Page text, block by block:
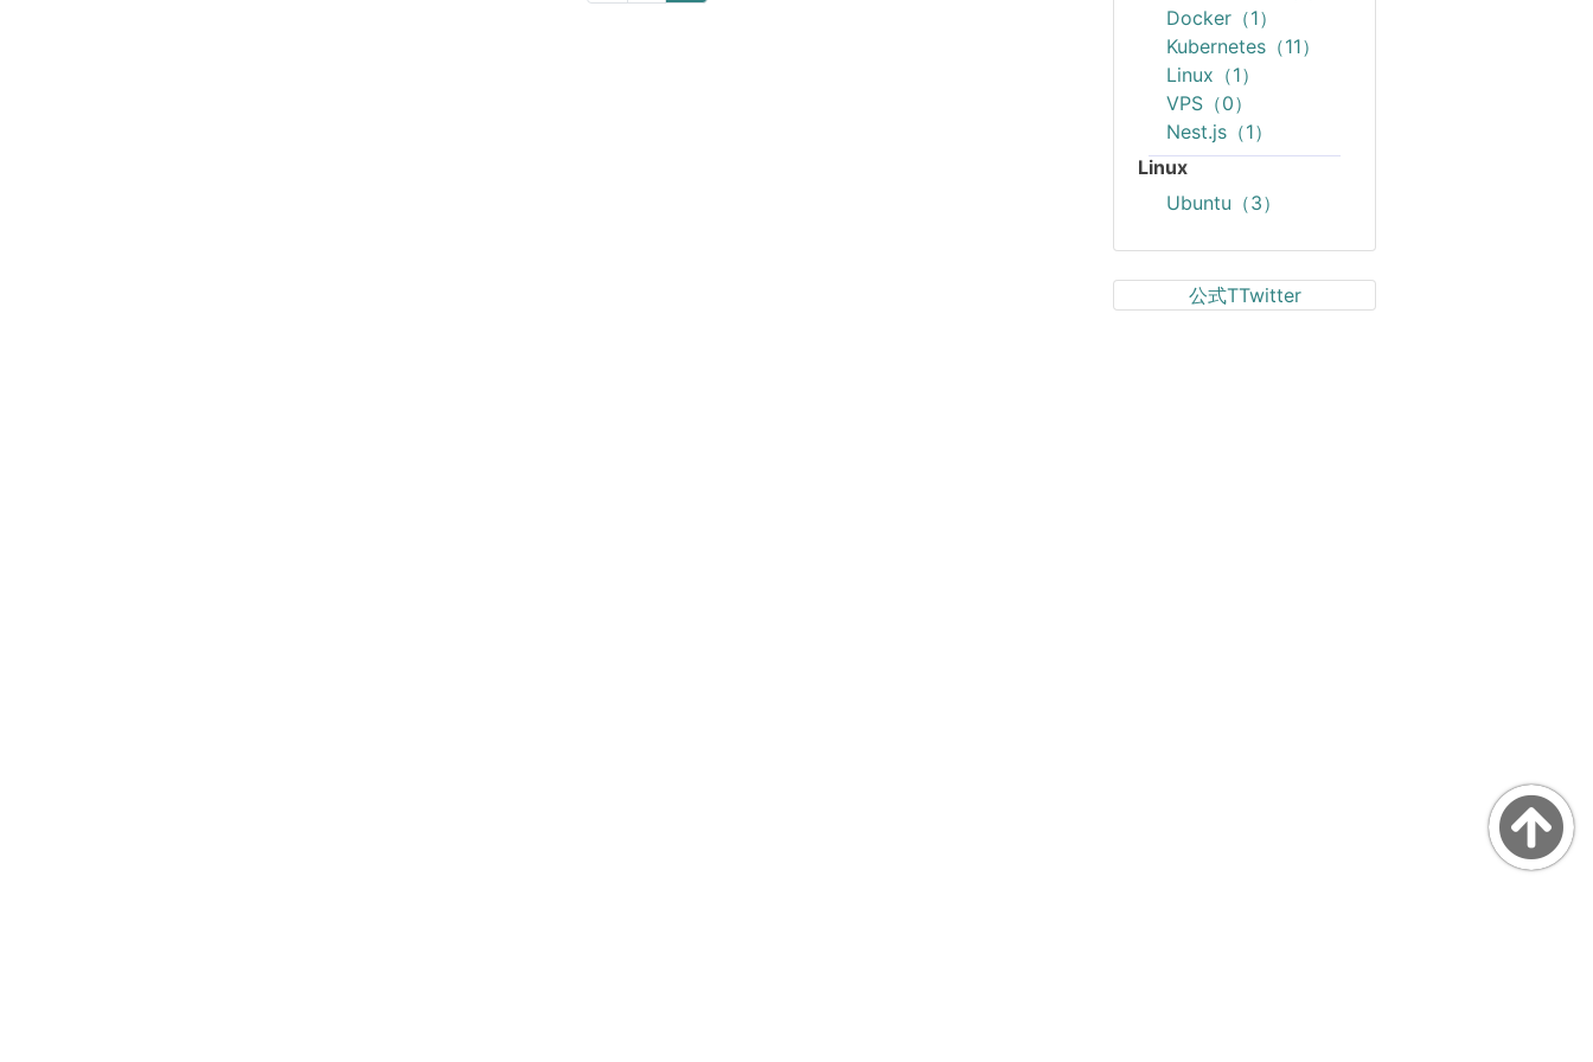
Docker（1）
Kubernetes（11）
Linux（1）
VPS（0）
Nest.js（1）
Linux
Ubuntu（3）
公式TTwitter